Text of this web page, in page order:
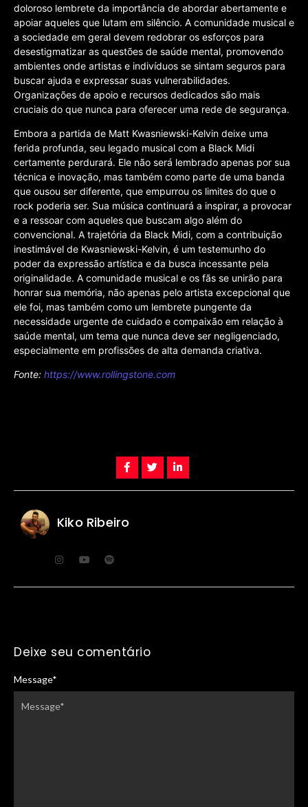
doloroso lembrete da importância de abordar abertamente e
apoiar aqueles que lutam em silêncio. A comunidade musical e
a sociedade em geral devem redobrar os esforços para
desestigmatizar as questões de saúde mental, promovendo
ambientes onde artistas e indivíduos se sintam seguros para
buscar ajuda e expressar suas vulnerabilidades.
Organizações de apoio e recursos dedicados são mais
cruciais do que nunca para oferecer uma rede de segurança.
Embora a partida de Matt Kwasniewski-Kelvin deixe uma
ferida profunda, seu legado musical com a Black Midi
certamente perdurará. Ele não será lembrado apenas por sua
técnica e inovação, mas também como parte de uma banda
que ousou ser diferente, que empurrou os limites do que o
rock poderia ser. Sua música continuará a inspirar, a provocar
e a ressoar com aqueles que buscam algo além do
convencional. A trajetória da Black Midi, com a contribuição
inestimável de Kwasniewski-Kelvin, é um testemunho do
poder da expressão artística e da busca incessante pela
originalidade. A comunidade musical e os fãs se unirão para
honrar sua memória, não apenas pelo artista excepcional que
ele foi, mas também como um lembrete pungente da
necessidade urgente de cuidado e compaixão em relação à
saúde mental, um tema que nunca deve ser negligenciado,
especialmente em profissões de alta demanda criativa.
Fonte: https://www.rollingstone.com
Kiko Ribeiro
Deixe seu comentário
Message*